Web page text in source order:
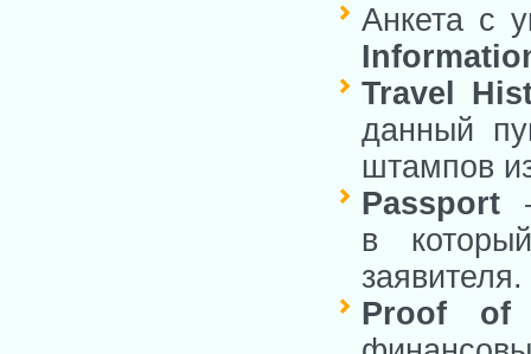
Анкета с
Travel
данный
штампов
Passport
в
заявителя.
Proof of